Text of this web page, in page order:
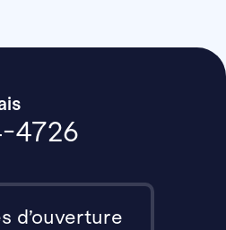
4726
d’ouverture